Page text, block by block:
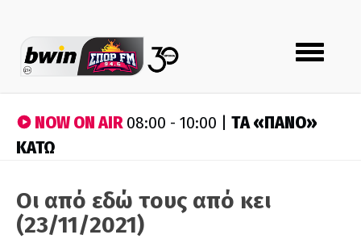
Toggle
navigation
NOW ON AIR08:00 - 10:00 | ΤA «ΠΑΝΟ»
ΚΑΤΩ
Οι από εδώ τους από κει
(23/11/2021)